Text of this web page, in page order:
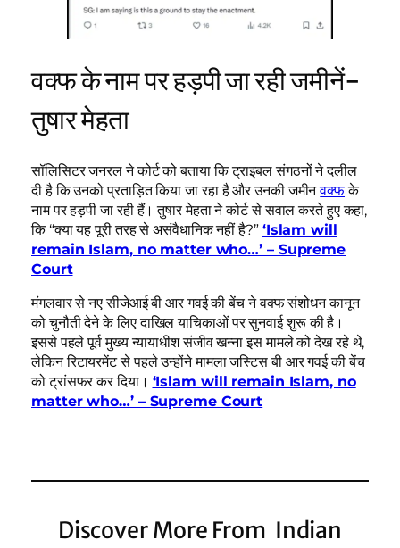
वक्फ के नाम पर हड़पी जा रही जमीनें-
तुषार मेहता
सॉलिसिटर जनरल ने कोर्ट को बताया कि ट्राइबल संगठनों ने दलील
दी है कि उनको प्रताड़ित किया जा रहा है और उनकी जमीनवक्फके
नाम पर हड़पी जा रही हैं। तुषार मेहता ने कोर्ट से सवाल करते हुए कहा,
कि “क्या यह पूरी तरह से असंवैधानिक नहीं है?” ‘Islam will
remain Islam, no matter who…’ – Supreme
Court
मंगलवार से नए सीजेआई बी आर गवई की बेंच ने वक्फ संशोधन कानून
को चुनौती देने के लिए दाखिल याचिकाओं पर सुनवाई शुरू की है।
इससे पहले पूर्व मुख्य न्यायाधीश संजीव खन्ना इस मामले को देख रहे थे,
लेकिन रिटायरमेंट से पहले उन्होंने मामला जस्टिस बी आर गवई की बेंच
को ट्रांसफर कर दिया। ‘Islam will remain Islam, no
matter who…’ – Supreme Court
Discover More From Indian